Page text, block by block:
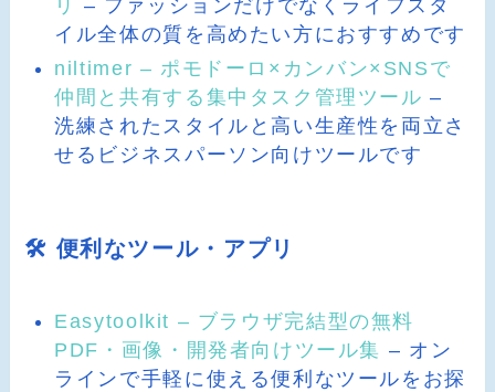
リ
– ファッションだけでなくライフスタ
イル全体の質を高めたい方におすすめです
niltimer – ポモドーロ×カンバン×SNSで
仲間と共有する集中タスク管理ツール –
洗練されたスタイルと高い生産性を両立さ
せるビジネスパーソン向けツールです
🛠️ 便利なツール・アプリ
Easytoolkit – ブラウザ完結型の無料
PDF・画像・開発者向けツール集 – オン
ラインで手軽に使える便利なツールをお探